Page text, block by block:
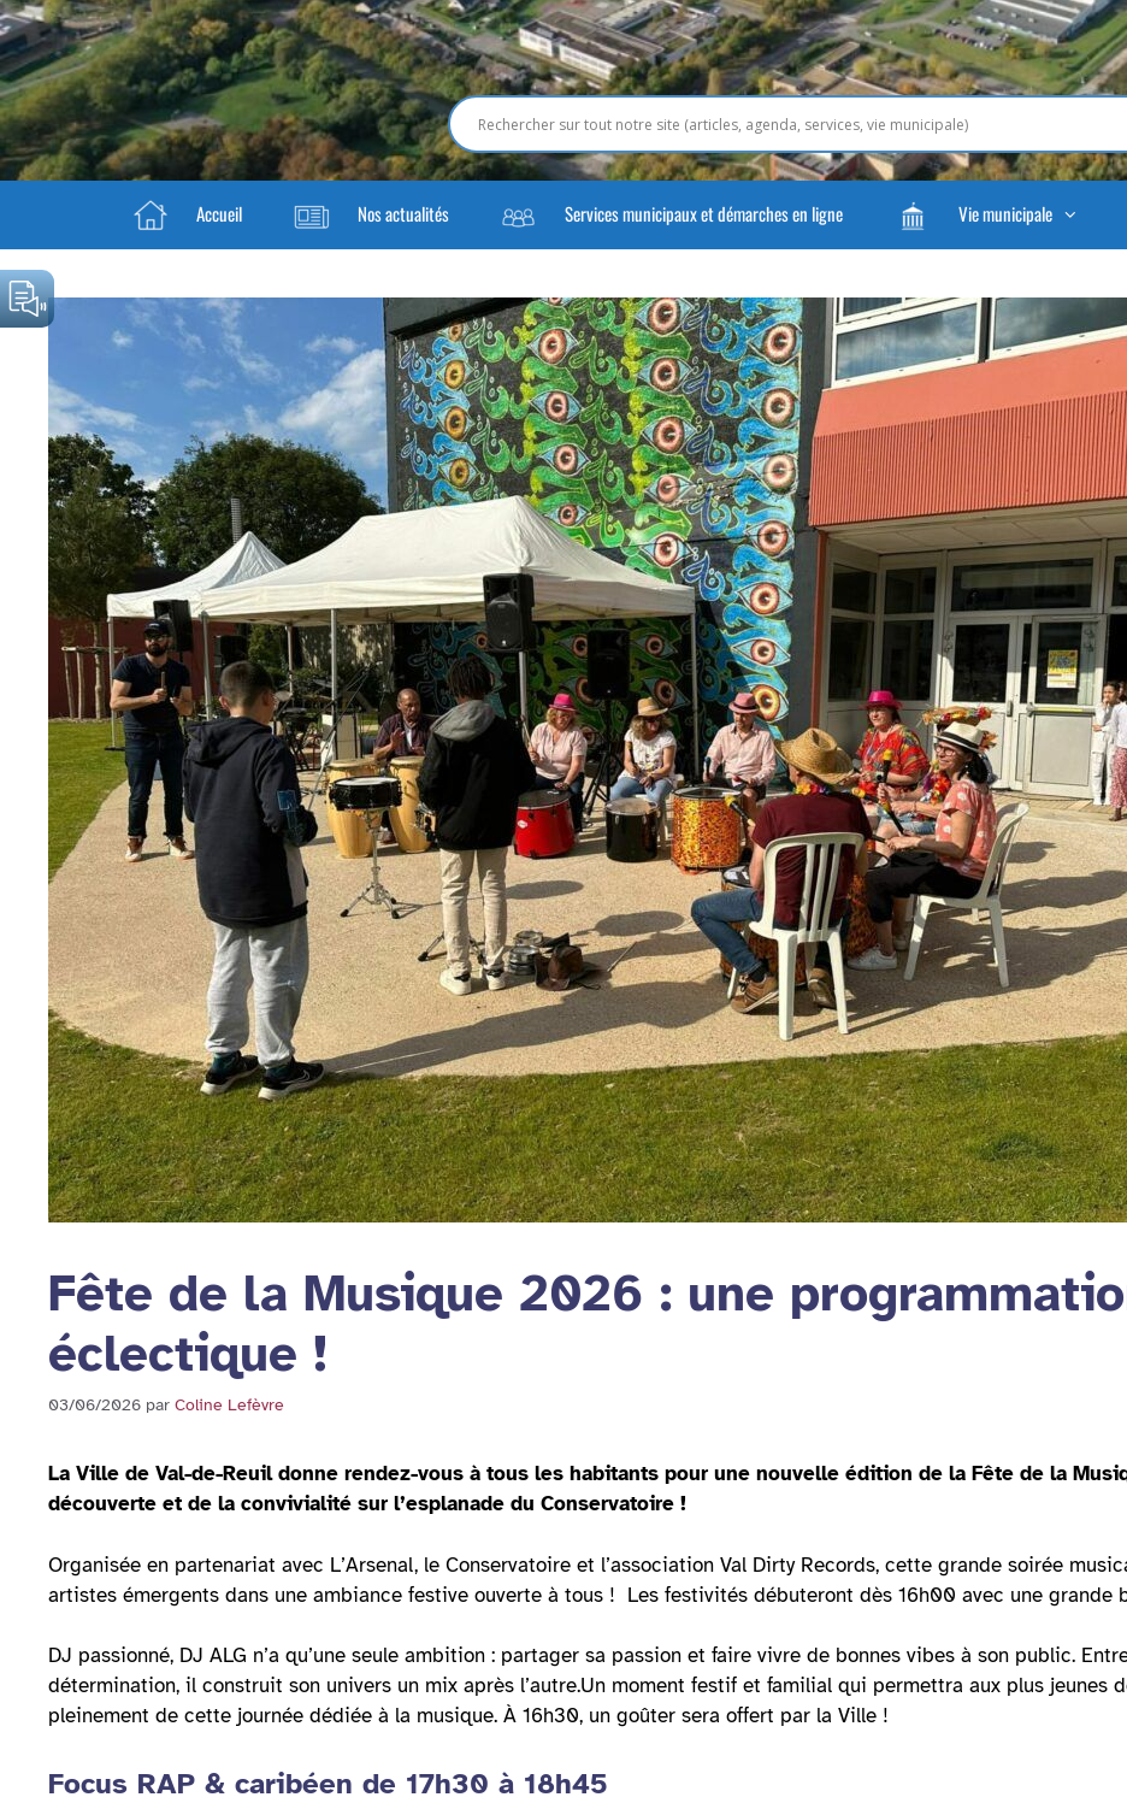
Accueil Nos actualités Services municipaux et démarches en ligne Vie municipale
Fête de la Musique 2026 : une
éclectique !
03/06/2026 par Coline Lefèvre
La Ville de Val-de-Reuil donne rendez-vous à tous les habitants pour une nouvelle édition de la Fête de la
découverte et de la convivialité sur l’esplanade du Conservatoire !
Organisée en partenariat avec L’Arsenal, le Conservatoire et l’association Val Dirty Records, cette grande soirée
artistes émergents dans une ambiance festive ouverte à tous ! Les festivités débuteront dès 16h00 avec une grande
DJ passionné, DJ ALG n’a qu’une seule ambition : partager sa passion et faire vivre de bonnes vibes à son public.
détermination, il construit son univers un mix après l’autre.Un moment festif et familial qui permettra aux plus jeunes
pleinement de cette journée dédiée à la musique. À 16h30, un goûter sera offert par la Ville !
Focus RAP & caribéen de 17h30 à 18h45